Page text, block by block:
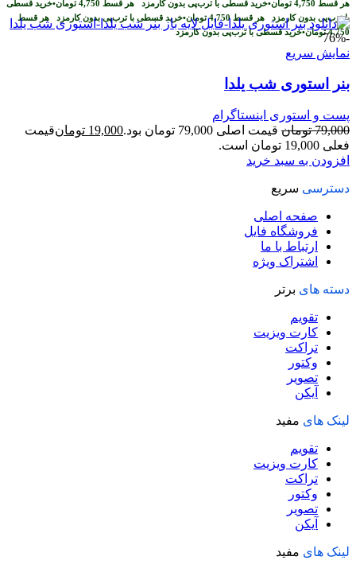
هر قسط 4,750 تومان•خرید قسطی با ترب‌پی بدون کارمزد هر قسط 4,750 تومان•خرید قسطی
با ترب‌پی بدون کارمزد هر قسط 4,750 تومان•خرید قسطی با ترب‌پی بدون کارمزد هر قسط
4,750 تومان•خرید قسطی با ترب‌پی بدون کارمزد
-76%
نمایش سریع
بنر استوری شب یلدا
پست و استوری اینستاگرام
79,000 تومان قیمت اصلی 79,000 تومان بود. 19,000 تومانقیمت
فعلی 19,000 تومان است.
افزودن به سبد خرید
دسترسی سریع
صفحه اصلی
فروشگاه فایل
ارتباط با ما
اشتراک ویژه
دسته های برتر
تقویم
کارت ویزیت
تراکت
وکتور
تصویر
آیکن
لینک های مفید
تقویم
کارت ویزیت
تراکت
وکتور
تصویر
آیکن
لینک های مفید